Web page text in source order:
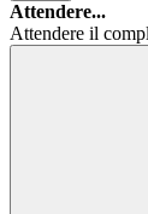
Attendere...
Attendere il